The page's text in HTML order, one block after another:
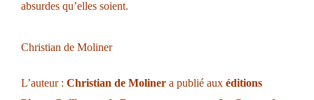
absurdes qu’elles soient.
Christian de Moliner
L’auteur : Christian de Moliner a publié aux éditions